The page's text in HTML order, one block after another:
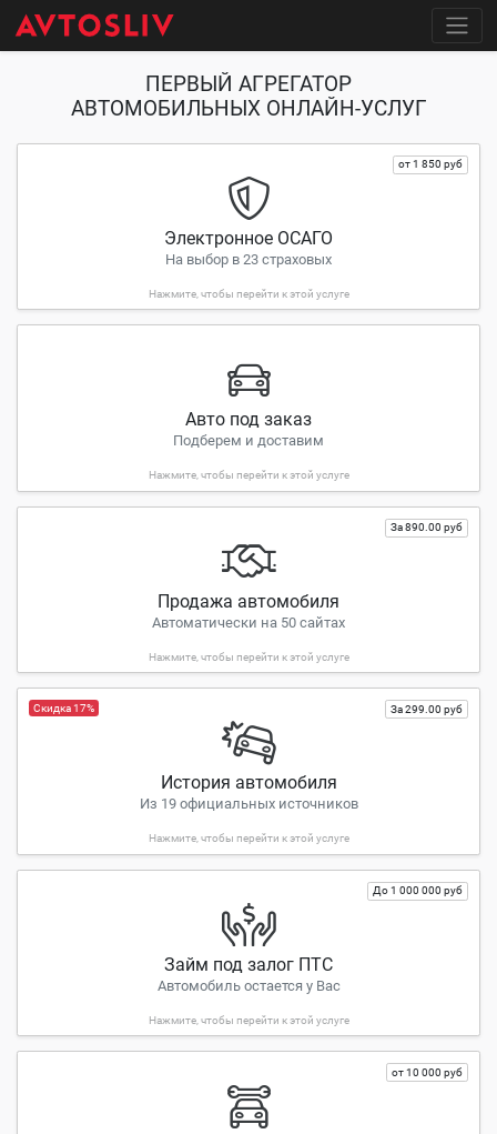
ПЕРВЫЙ АГРЕГАТОР
АВТОМОБИЛЬНЫХ ОНЛАЙН-УСЛУГ
Электронное ОСАГО
На выбор в 23 страховых
от 1 850 руб
Нажмите, чтобы перейти к этой услуге
Авто под заказ
Подберем и доставим
Нажмите, чтобы перейти к этой услуге
Продажа автомобиля
Автоматически на 50 сайтах
За 890.00 руб
Нажмите, чтобы перейти к этой услуге
История автомобиля
Из 19 официальных источников
Скидка 17% За 299.00 руб
Нажмите, чтобы перейти к этой услуге
Займ под залог ПТС
Автомобиль остается у Вас
До 1 000 000 руб
Нажмите, чтобы перейти к этой услуге
от 10 000 руб